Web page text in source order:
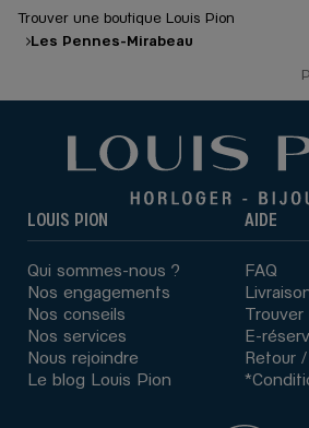
Trouver une boutique Louis Pion
Les Pennes-Mirabeau
LOUIS PION
Qui sommes-nous ?
Nos engagements
Nos conseils
Nos services
Nous rejoindre
Le blog Louis Pion
AIDE
FAQ
Trouver
E-
Retour